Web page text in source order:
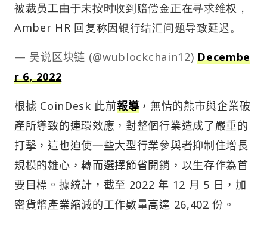
被裁员工由于未按时收到赔偿金正在寻求维权，
Amber HR 回复称因银行结汇问题导致延迟。
— 吴说区块链 (@wublockchain12)Decembe
r 6, 2022
根據 CoinDesk 此前報導 ，無情的熊市與企業破
產所導致的連環效應，對整個行業造成了嚴重的
打擊，這也迫使一些大型行業參與者抑制住增長
規模的雄心，轉而選擇節省開銷，以生存作為首
要目標。據統計，截至 2022 年 12 月 5 日，加
密貨幣產業縮減的工作數量高達 26,402 份。